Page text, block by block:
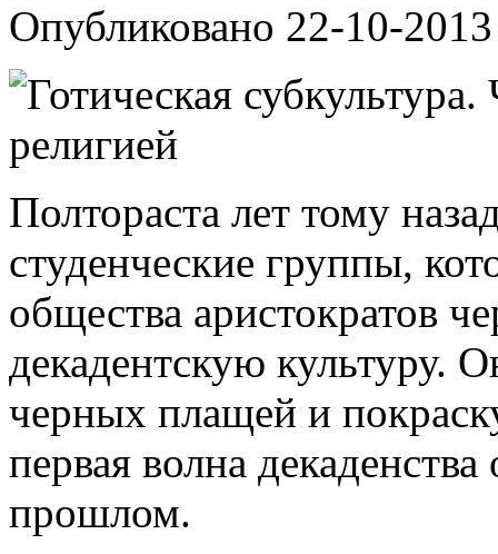
Опубликовано 22-10-2013
Полтораста лет тому
студенческие группы,
общества аристократов
декадентскую культуру.
черных плащей и
первая волна
прошлом.